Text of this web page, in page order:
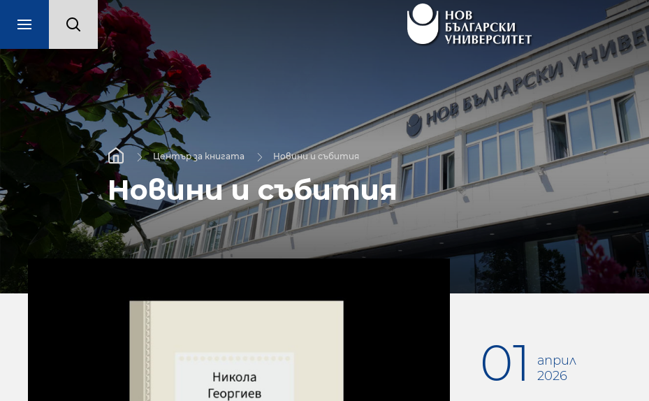
Център за книгата Новини и събития
Новини и събития
01
април
2026